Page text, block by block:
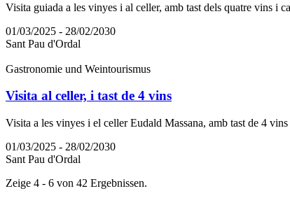
Visita guiada a les vinyes i al celler, amb tast dels quatre vins i
01/03/2025 - 28/02/2030
Sant Pau d'Ordal
Gastronomie und Weintourismus
Visita al celler, i tast de 4 vins
Visita a les vinyes i el celler Eudald Massana, amb tast de 4
01/03/2025 - 28/02/2030
Sant Pau d'Ordal
Zeige 4 - 6 von 42 Ergebnissen.